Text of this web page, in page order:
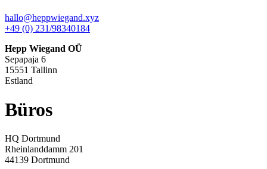
hallo@heppwiegand.xyz
+49 (0) 231/98340184
Hepp Wiegand OÜ
Sepapaja 6
15551 Tallinn
Estland
Büros
HQ Dortmund
Rheinlanddamm 201
44139 Dortmund